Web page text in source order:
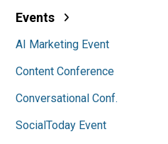
Events
AI Marketing Event
Content Conference
Conversational Conf.
SocialToday Event